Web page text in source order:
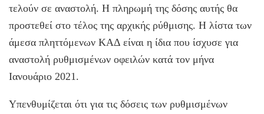
τελούν σε αναστολή. Η πληρωμή της δόσης αυτής θα
προστεθεί στο τέλος της αρχικής ρύθμισης. Η λίστα των
άμεσα πληττόμενων ΚΑΔ είναι η ίδια που ίσχυσε για
αναστολή ρυθμισμένων οφειλών κατά τον μήνα
Ιανουάριο 2021.
Υπενθυμίζεται ότι για τις δόσεις των ρυθμισμένων